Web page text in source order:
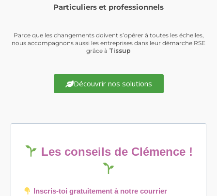
Particuliers et professionnels
Parce que les changements doivent s’opérer à toutes les échelles,
nous accompagnons aussi les entreprises dans leur démarche RSE
grâce à Tissup
Découvrir nos solutions
Les conseils de Clémence !
Inscris-toi gratuitement à notre courrier